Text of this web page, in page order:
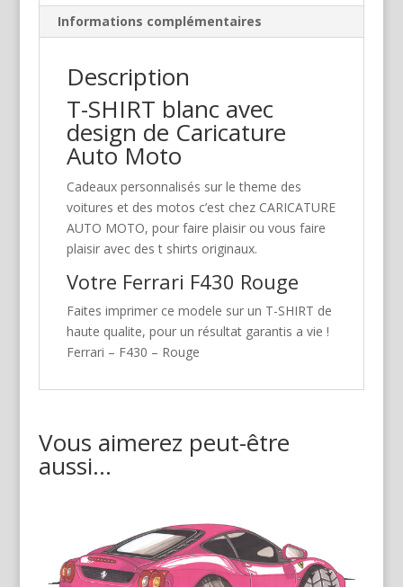
Informations complémentaires
Description
T-SHIRT blanc avec
design de Caricature
Auto Moto
Cadeaux personnalisés sur le theme des
voitures et des motos c’est chez CARICATURE
AUTO MOTO, pour faire plaisir ou vous faire
plaisir avec des t shirts originaux.
Votre Ferrari F430 Rouge
Faites imprimer ce modele sur un T-SHIRT de
haute qualite, pour un résultat garantis a vie !
Ferrari – F430 – Rouge
Vous aimerez peut-être
aussi…